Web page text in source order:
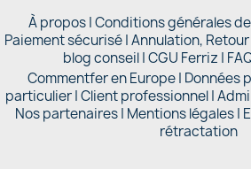
À propos|Conditions générales
Paiement sécurisé|Annulation,
blog conseil|CGU Ferriz |
Commentfer en Europe| Données
particulier|Client professionnel|
Nos partenaires | Mentions légales|
rétractation